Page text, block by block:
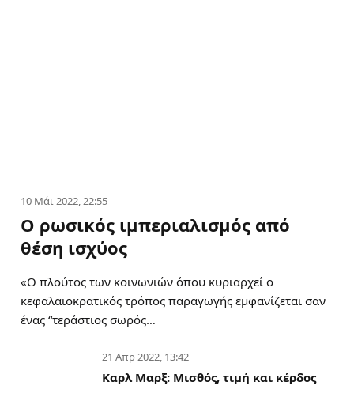
10 Μάι 2022, 22:55
Ο ρωσικός ιμπεριαλισμός από
θέση ισχύος
«Ο πλούτος των κοινωνιών όπου κυριαρχεί ο
κεφαλαιοκρατικός τρόπος παραγωγής εμφανίζεται σαν
ένας “τεράστιος σωρός…
21 Απρ 2022, 13:42
Καρλ Μαρξ: Μισθός, τιμή και κέρδος